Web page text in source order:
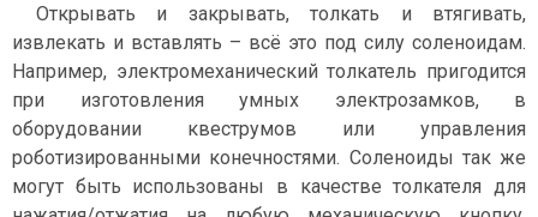
Открывать и закрывать, толкать и втягивать,
извлекать и вставлять – всё это под силу соленоидам.
Например, электромеханический толкатель пригодится
при изготовления умных электрозамков, в
оборудовании квеструмов или управления
роботизированными конечностями. Соленоиды так же
могут быть использованы в качестве толкателя для